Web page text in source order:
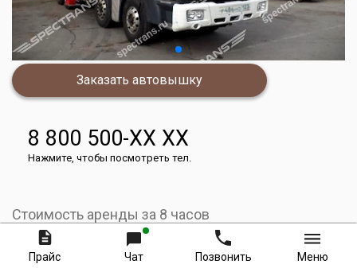
Заказать автовышку
8 800 500-XX XX
Нажмите, чтобы посмотреть тел.
Стоимость аренды за 8 часов
40000
Прайс Чат Позвонить Меню